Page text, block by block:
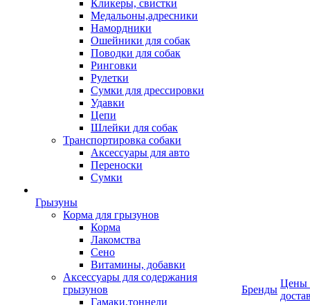
Кликеры, свистки
Медальоны,адресники
Намордники
Ошейники для собак
Поводки для собак
Ринговки
Рулетки
Сумки для дрессировки
Удавки
Цепи
Шлейки для собак
Транспортировка собаки
Аксессуары для авто
Переноски
Сумки
Грызуны
Корма для грызунов
Корма
Лакомства
Сено
Витамины, добавки
Аксессуары для содержания
грызунов
Гамаки,тоннели
Бренды
Цены